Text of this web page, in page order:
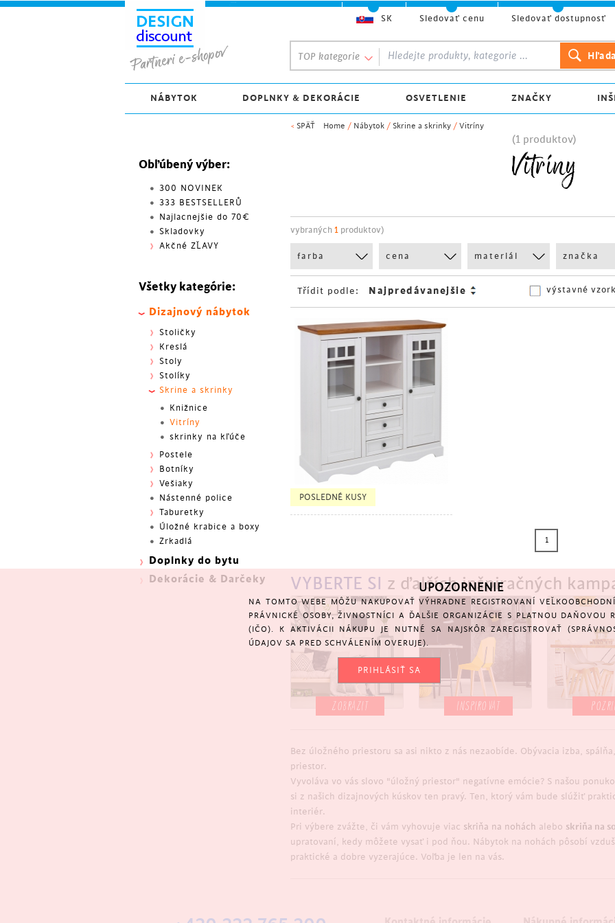
< SPÄŤ Home / Nábytok / Skrine a skrinky / Vitríny
(1 produktov)
Vitríny
vybraných 1 produktov)
farba cena materiál značka
Třídit podle: výstavné
POSLEDNÉ KUSY
BESTSELLER
1
VYBERTE SI z ďalších inšpiračných
ZOBRAZIT INSPIROVAT
Bez úložného priestoru sa asi nikto z nás nezaobíde. Obývacia izba,
priestor.
Vyvoláva vo vás slovo "úložný priestor" negatívne emócie? S našou
si z našich dizajnových kúskov ten pravý. Ten, ktorý vám bude slúžiť
interiér.
Pri výbere zvážte, či vám vyhovuje viac skriňa na nohách alebo skriňa na
upratovaní, kedy môžete vysať i pod ňou. Nábytok na nohách pôsobí
praktické a dobre vyzerajúce. Voľba je len na vás.
Obľúbený výber:
300 NOVINEK
333 BESTSELLERŮ
Najlacnejšie do 70€
Skladovky
Akčné ZĽAVY
Všetky kategórie:
Dizajnový nábytok
Stoličky
Kreslá
Stoly
Stolíky
Skrine a skrinky
Knižnice
Vitríny
skrinky na kľúče
Postele
Botníky
Vešiaky
Nástenné police
Taburetky
Úložné krabice a boxy
Zrkadlá
Doplnky do bytu
Dekorácie & Darčeky
TOP kategorie
NÁBYTOK DOPLNKY & DEKORÁCIE OSVETLENIE ZNAČKY
SK Sledovať cenu Sledovať dostupnosť
UPOZORNENIE
NA TOMTO WEBE MÔŽU NAKUPOVAŤ VÝHRADNE REGISTROVANÍ
PRÁVNICKÉ OSOBY, ŽIVNOSTNÍCI A ĎALŠIE ORGANIZÁCIE S PLATNOU DAŇOVOU
(IČO). K AKTIVÁCII NÁKUPU JE NUTNÉ SA NAJSKÔR ZAREGISTROVAŤ
ÚDAJOV SA PRED SCHVÁLENÍM OVERUJE).
PRIHLÁSIŤ SA